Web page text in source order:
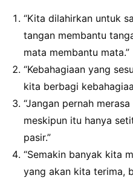
“Kita dilahirkan untuk
tangan membantu
mata membantu mata.”
“Kebahagiaan yang
kita berbagi
“Jangan pernah
meskipun itu hanya
pasir.”
“Semakin banyak kita
yang akan kita terima,